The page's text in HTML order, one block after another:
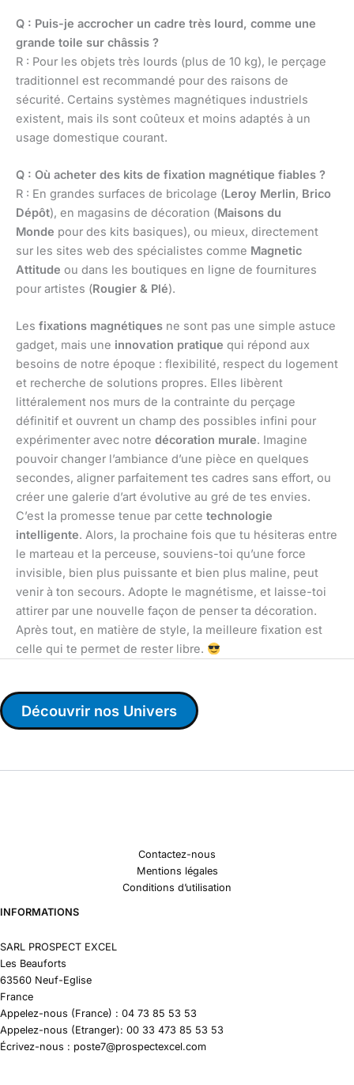
Q : Puis-je accrocher un cadre très lourd, comme une
grande toile sur châssis ?
R : Pour les objets très lourds (plus de 10 kg), le perçage
traditionnel est recommandé pour des raisons de
sécurité. Certains systèmes magnétiques industriels
existent, mais ils sont coûteux et moins adaptés à un
usage domestique courant.
Q : Où acheter des kits de fixation magnétique fiables ?
R : En grandes surfaces de bricolage (Leroy Merlin, Brico
Dépôt), en magasins de décoration (Maisons du
Monde pour des kits basiques), ou mieux, directement
sur les sites web des spécialistes comme Magnetic
Attitude ou dans les boutiques en ligne de fournitures
pour artistes (Rougier & Plé).
Les fixations magnétiques ne sont pas une simple astuce
gadget, mais une innovation pratique qui répond aux
besoins de notre époque : flexibilité, respect du logement
et recherche de solutions propres. Elles libèrent
littéralement nos murs de la contrainte du perçage
définitif et ouvrent un champ des possibles infini pour
expérimenter avec notre décoration murale. Imagine
pouvoir changer l’ambiance d’une pièce en quelques
secondes, aligner parfaitement tes cadres sans effort, ou
créer une galerie d’art évolutive au gré de tes envies.
C’est la promesse tenue par cette technologie
intelligente. Alors, la prochaine fois que tu hésiteras entre
le marteau et la perceuse, souviens-toi qu’une force
invisible, bien plus puissante et bien plus maline, peut
venir à ton secours. Adopte le magnétisme, et laisse-toi
attirer par une nouvelle façon de penser ta décoration.
Après tout, en matière de style, la meilleure fixation est
celle qui te permet de rester libre.
Découvrir nos Univers
Contactez-nous
Mentions légales
Conditions d’utilisation
INFORMATIONS
SARL PROSPECT EXCEL
Les Beauforts
63560 Neuf-Eglise
France
Appelez-nous (France) : 04 73 85 53 53
Appelez-nous (Etranger): 00 33 473 85 53 53
Écrivez-nous : poste7@prospectexcel.com